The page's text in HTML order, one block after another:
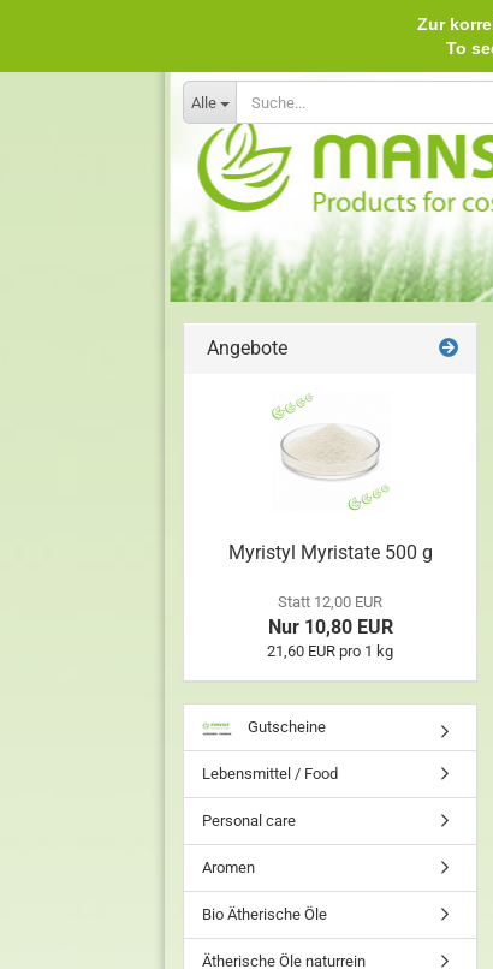
Alle
Zur
To
Angebote
Myristyl Myristate 500 g
Statt 12,00 EUR
Nur 10,80 EUR
21,60 EUR pro 1 kg
Gutscheine
Lebensmittel / Food
Personal care
Aromen
Bio Ätherische Öle
Ätherische Öle naturrein